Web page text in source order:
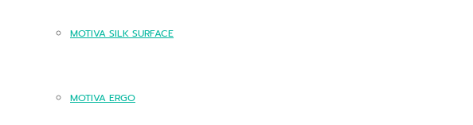
MOTIVA SILK SURFACE
MOTIVA ERGO